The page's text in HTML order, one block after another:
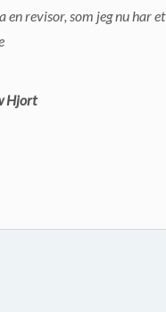
en revisor, som jeg nu har et
Hjort